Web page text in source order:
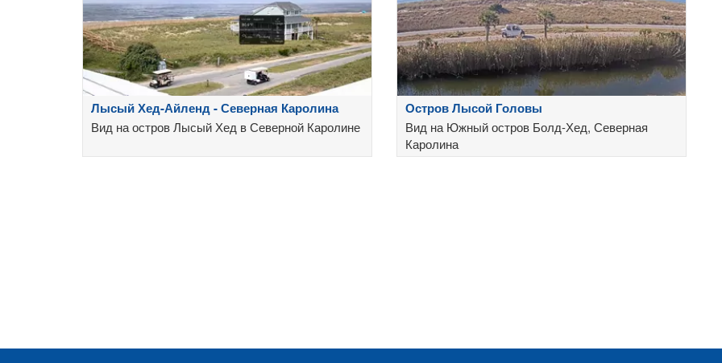
Лысый Хед-Айленд - Северная Каролина
Вид на остров Лысый Хед в Северной Каролине
Остров Лысой Головы
Вид на Южный остров Болд-Хед, Северная
Каролина